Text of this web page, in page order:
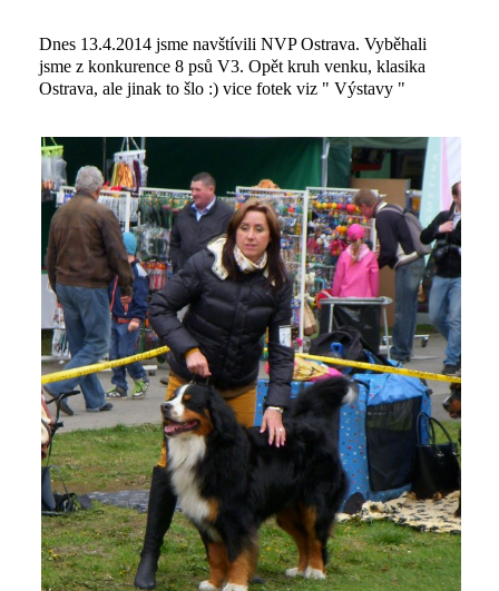
Dnes 13.4.2014 jsme navštívili NVP Ostrava. Vyběhali
jsme z konkurence 8 psů V3. Opět kruh venku, klasika
Ostrava, ale jinak to šlo :) vice fotek viz " Výstavy "